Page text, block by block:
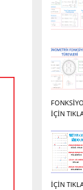
İÇİN
İÇİN